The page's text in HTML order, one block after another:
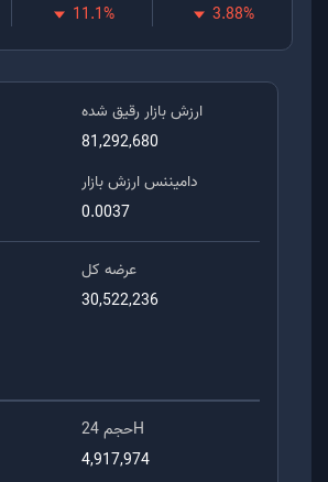
3.88%
11.1%
ارزش بازار رقیق شده
81,292,680
دامیننس ارزش بازار
0.0037
عرضه کل
30,522,236
حجم 24H
4,917,974